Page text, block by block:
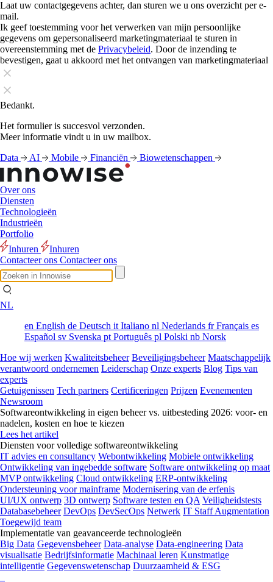
Laat uw contactgegevens achter, dan sturen we u ons overzicht per e-
mail.
Ik geef toestemming voor het verwerken van mijn persoonlijke
gegevens om gepersonaliseerd marketingmateriaal te sturen in
overeenstemming met de Privacybeleid. Door de inzending te
bevestigen, gaat u akkoord met het ontvangen van marketingmateriaal
Bedankt.
Het formulier is succesvol verzonden.
Meer informatie vindt u in uw mailbox.
Data
AI Mobile Financiën Biowetenschappen
Over ons
Diensten
Technologieën
Industrieën
Portfolio
Inhuren
Inhuren
Contacteer ons Contacteer ons
NL
en English de Deutsch it Italiano nl Nederlands frFrançais es
Español sv Svenska pt Português pl Polski nb Norsk
Hoe wij werken Kwaliteitsbeheer Beveiligingsbeheer Maatschappelijk
verantwoord ondernemen Leiderschap Onze experts Blog Tips van
experts
Getuigenissen Tech partners Certificeringen Prijzen Evenementen
Newsroom
Softwareontwikkeling in eigen beheer vs. uitbesteding 2026: voor- en
nadelen, kosten en hoe te kiezen
Lees het artikel
Diensten voor volledige softwareontwikkeling
IT advies en consultancy Webontwikkeling Mobiele ontwikkeling
Ontwikkeling van ingebedde software Software ontwikkeling op maat
MVP ontwikkeling Cloud ontwikkeling ERP-ontwikkeling
Ondersteuning voor mainframe Modernisering van de erfenis
UI/UX ontwerp 3D ontwerp Software testen en QA Veiligheidstests
Databasebeheer DevOps DevSecOps Netwerk IT Staff Augmentation
Toegewijd team
Implementatie van geavanceerde technologieën
Big Data Gegevensbeheer Data-analyse Data-engineering Data
visualisatie Bedrijfsinformatie Machinaal leren Kunstmatige
intelligentie Gegevenswetenschap Duurzaamheid & ESG